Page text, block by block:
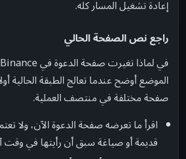
إعادة تشغيل المسار كله.
راجع نص الصفحة الحالي
الموضع أوضح عندما تعالج الطبقة الحالية
صفحة مختلفة في منتصف العملية.
اقرأ ما تعرضه صفحة الدعوة الآن، ولا
قديمة أو صياغة سبق أن رأيتها في وقت